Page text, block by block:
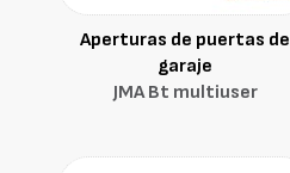
Aperturas de puertas de
garaje
JMA Bt multiuser